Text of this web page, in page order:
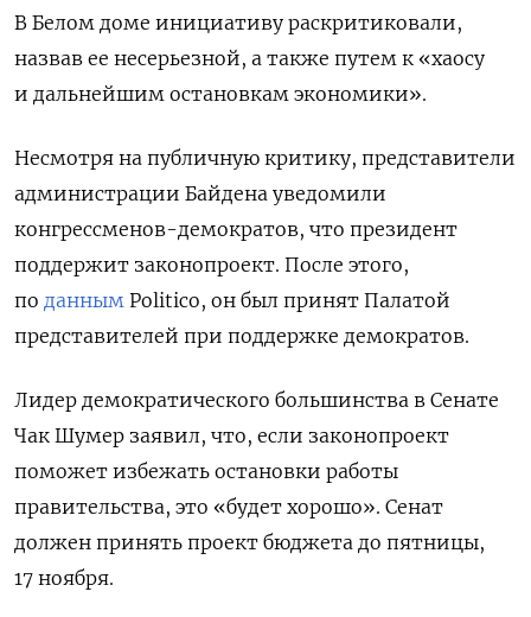
В Белом доме инициативу раскритиковали,
назвав ее несерьезной, а также путем к «хаосу
и дальнейшим остановкам экономики».
Несмотря на публичную критику, представители
администрации Байдена уведомили
конгрессменов-демократов, что президент
поддержит законопроект. После этого,
по данным Politico, он был принят Палатой
представителей при поддержке демократов.
Лидер демократического большинства в Сенате
Чак Шумер заявил, что, если законопроект
поможет избежать остановки работы
правительства, это «будет хорошо». Сенат
должен принять проект бюджета до пятницы,
17 ноября.